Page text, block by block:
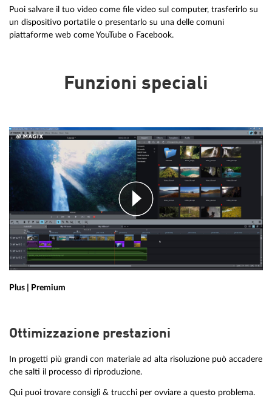
Puoi salvare il tuo video come file video sul computer, trasferirlo su
un dispositivo portatile o presentarlo su una delle comuni
piattaforme web come YouTube o Facebook.
Funzioni speciali
Plus | Premium
Ottimizzazione prestazioni
In progetti più grandi con materiale ad alta risoluzione può accadere
che salti il processo di riproduzione.
Qui puoi trovare consigli & trucchi per ovviare a questo problema.